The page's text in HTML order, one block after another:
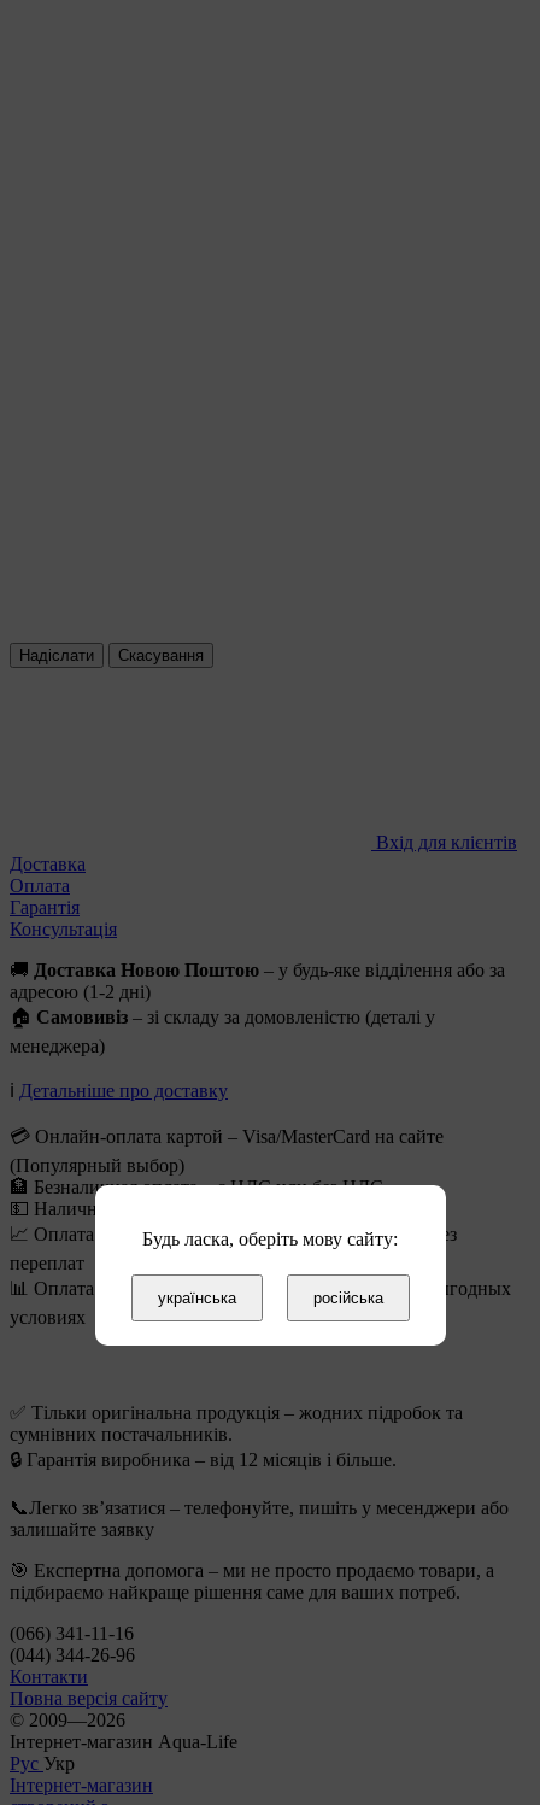
Надіслати Скасування
Вхід для клієнтів
Доставка
Оплата
Гарантія
Консультація
🚚 Доставка Новою Поштою – у будь-яке відділення або за
адресою (1-2 дні)
🏠 Самовивіз – зі складу за домовленістю (деталі у
менеджера)
ℹ️ Детальніше про доставку
💳 Онлайн-оплата картой – Visa/MasterCard на сайте
(Популярный выбор)
🏦 Безналичная оплата – с НДС или без НДС
💵 Наличными при получении
📈 Оплата частями от ПриватБанка – до 6 месяцев без
переплат
📊 Оплата частями от monobank – до 8 месяцев на выгодных
условиях
✅ Тільки оригінальна продукція – жодних підробок та
сумнівних постачальників.
🔒 Гарантія виробника – від 12 місяців і більше.
📞Легко зв’язатися – телефонуйте, пишіть у месенджери або
залишайте заявку
🎯 Експертна допомога – ми не просто продаємо товари, а
підбираємо найкраще рішення саме для ваших потреб.
(066) 341-11-16
(044) 344-26-96
Контакти
Повна версія сайту
© 2009—2026
Інтернет-магазин Aqua-Life
Рус Укр
Інтернет-магазин
Будь ласка, оберіть мову сайту:
українська російська